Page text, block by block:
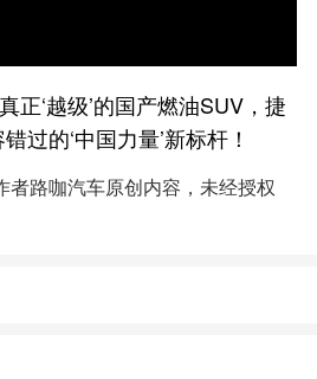
正‘越级’的国产燃油SUV，捷
过的‘中国力量’新标杆！
者路咖汽车原创内容，未经授权